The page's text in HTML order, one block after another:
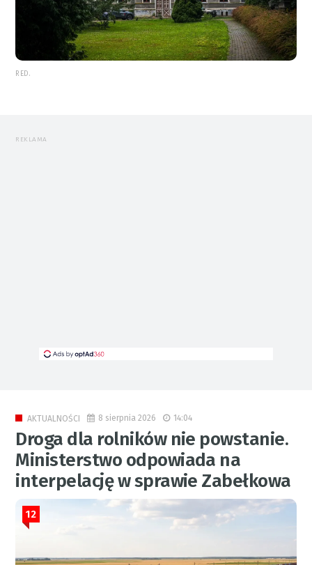
RED.
REKLAMA
AKTUALNOŚCI 8 sierpnia 2026 14:04
Droga dla rolników nie powstanie.
Ministerstwo odpowiada na
interpelację w sprawie Zabełkowa
12